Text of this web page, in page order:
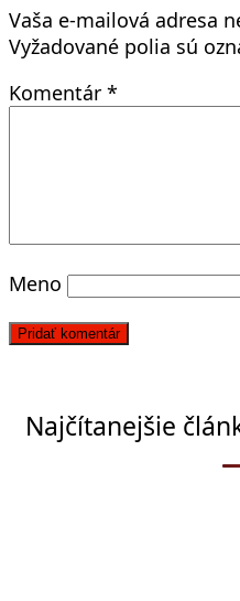
Vaša e-mailová adresa
Vyžadované polia sú
Komentár *
Meno
Najčítanejšie